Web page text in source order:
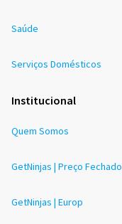
Saúde
Serviços Domésticos
Institucional
Quem Somos
GetNinjas | Preço Fechado
GetNinjas | Europ